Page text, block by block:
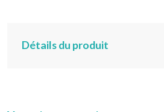
Détails du produit